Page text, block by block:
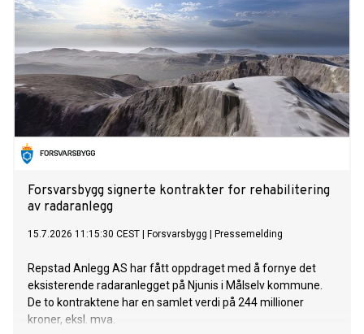
Forsvarsbygg signerte kontrakter for rehabilitering
av radaranlegg
15.7.2026 11:15:30 CEST Forsvarsbygg Pressemelding
Repstad Anlegg AS har fått oppdraget med å fornye det
eksisterende radaranlegget på Njunis i Målselv kommune.
De to kontraktene har en samlet verdi på 244 millioner
kroner, eksl. mva.